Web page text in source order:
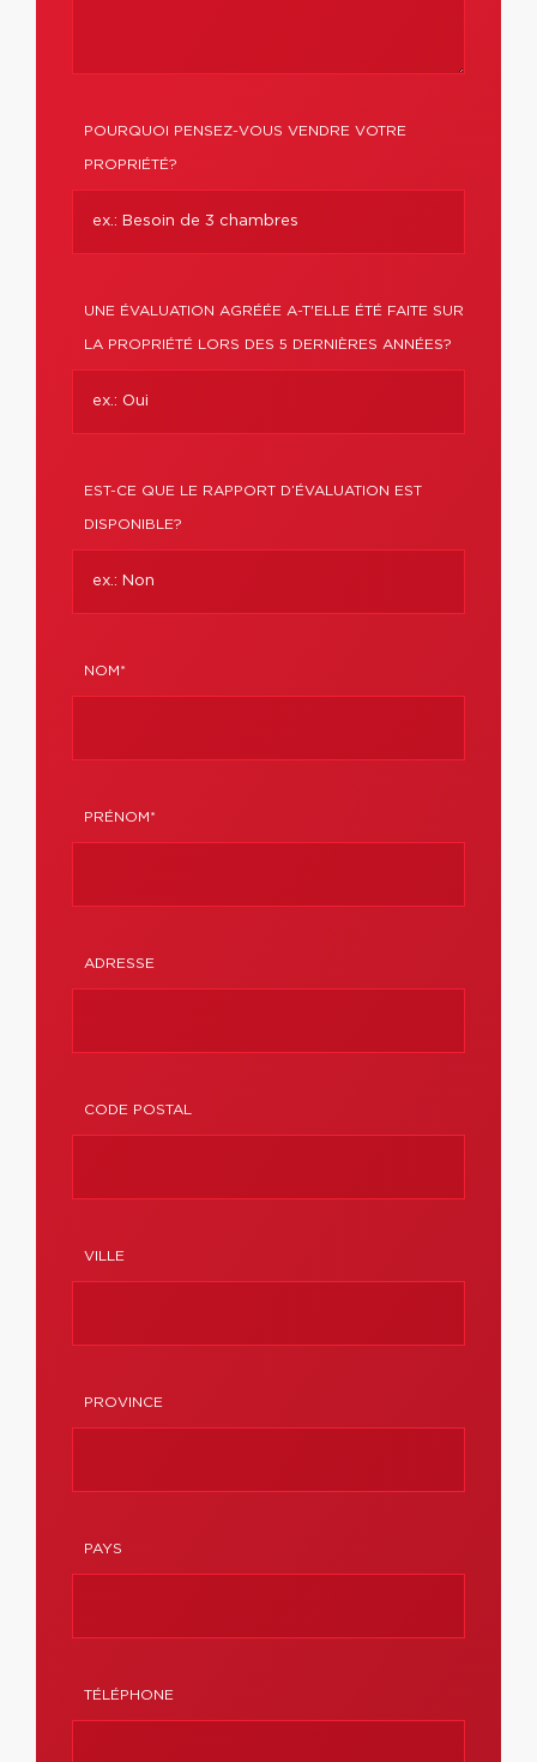
POURQUOI PENSEZ-VOUS VENDRE VOTRE
PROPRIÉTÉ?
UNE ÉVALUATION AGRÉÉE A-T'ELLE ÉTÉ FAITE SUR
LA PROPRIÉTÉ LORS DES 5 DERNIÈRES ANNÉES?
EST-CE QUE LE RAPPORT D’ÉVALUATION EST
DISPONIBLE?
NOM*
PRÉNOM*
ADRESSE
CODE POSTAL
VILLE
PROVINCE
PAYS
TÉLÉPHONE